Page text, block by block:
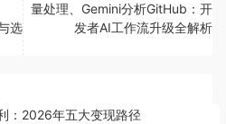
选
量处理、Gemini分析GitHub：开
发者AI工作流升级全解析
：2026年五大变现路径